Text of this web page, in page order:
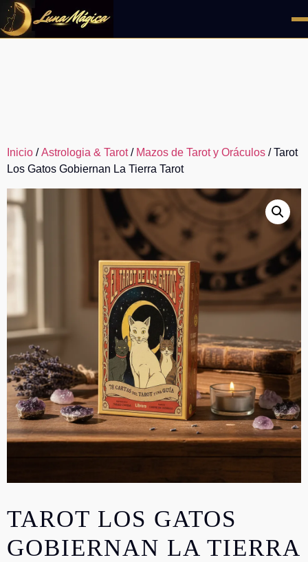
Inicio /Astrologia & Tarot/ Mazos de Tarot y Oráculos / Tarot
Los Gatos Gobiernan La Tierra Tarot
TAROT LOS GATOS
GOBIERNAN LA TIERRA